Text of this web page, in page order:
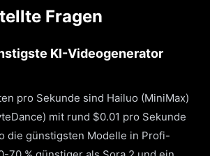
Fragen
KI-Videogenerator
pro Sekunde sind Hailuo (MiniMax)
mit rund $0.01 pro Sekunde
die günstigsten Modelle in Profi-